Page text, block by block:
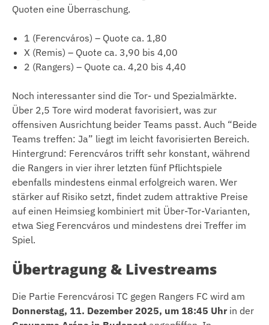
Quoten eine Überraschung.
1 (Ferencváros) – Quote ca. 1,80
X (Remis) – Quote ca. 3,90 bis 4,00
2 (Rangers) – Quote ca. 4,20 bis 4,40
Noch interessanter sind die Tor- und Spezialmärkte.
Über 2,5 Tore wird moderat favorisiert, was zur
offensiven Ausrichtung beider Teams passt. Auch “Beide
Teams treffen: Ja” liegt im leicht favorisierten Bereich.
Hintergrund: Ferencváros trifft sehr konstant, während
die Rangers in vier ihrer letzten fünf Pflichtspiele
ebenfalls mindestens einmal erfolgreich waren. Wer
stärker auf Risiko setzt, findet zudem attraktive Preise
auf einen Heimsieg kombiniert mit Über-Tor-Varianten,
etwa Sieg Ferencváros und mindestens drei Treffer im
Spiel.
Übertragung & Livestreams
Die Partie Ferencvárosi TC gegen Rangers FC wird am
Donnerstag, 11. Dezember 2025, um 18:45 Uhr in der